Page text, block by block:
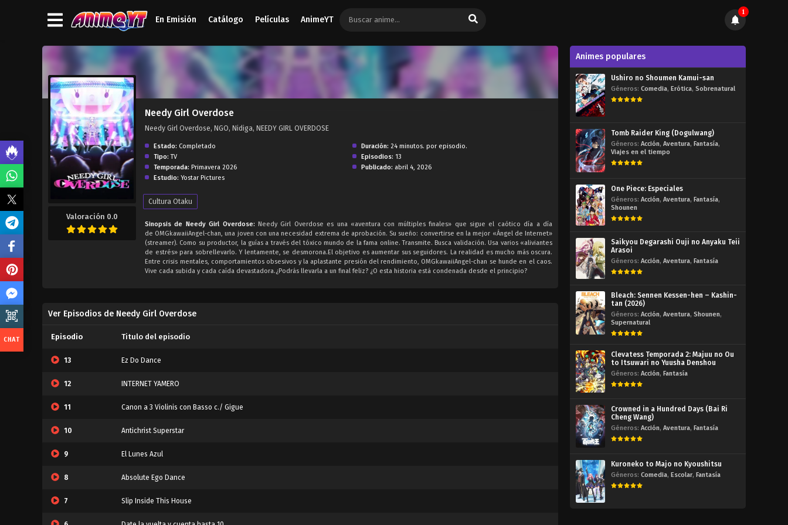
En Emisión Catálogo Películas AnimeYT
1
Valoración 0.0
Needy Girl Overdose
Needy Girl Overdose, NGO, Nidiga, NEEDY GIRL OVERDOSE
Estado: Completado
Tipo: TV
Temporada: Primavera 2026
Estudio: Yostar Pictures
Duración: 24 minutos. por episodio.
Episodios: 13
Publicado: abril 4, 2026
Cultura Otaku
Sinopsis de Needy Girl Overdose: Needy Girl Overdose es una «aventura con múltiples finales» que sigue el caótico día a día
de OMGkawaiiAngel-chan, una joven con una necesidad extrema de aprobación. Su sueño: convertirse en la mejor «Ángel de Internet»
(streamer). Como su productor, la guías a través del tóxico mundo de la fama online. Transmite. Busca validación. Usa varios «aliviantes
de estrés» para sobrellevarlo. Y lentamente, se desmorona.El objetivo es aumentar sus seguidores. La realidad es mucho más oscura.
Entre crisis mentales, comportamientos obsesivos y la aplastante presión del rendimiento, OMGkawaiiAngel-chan se hunde en el caos.
Vive cada subida y cada caída devastadora.¿Podrás llevarla a un final feliz? ¿O esta historia está condenada desde el principio?
Ver Episodios de Needy Girl Overdose
Episodio Titulo del episodio
13 Ez Do Dance
12 INTERNET YAMERO
11 Canon a 3 Violinis con Basso c./ Gigue
10 Antichrist Superstar
9 El Lunes Azul
8 Absolute Ego Dance
7 Slip Inside This House
Animes populares
Ushiro no Shoumen Kamui-san
Géneros: Comedia, Erótica, Sobrenatural
Tomb Raider King (Dogulwang)
Géneros: Acción, Aventura, Fantasía,
Viajes en el tiempo
One Piece: Especiales
Géneros: Acción, Aventura, Fantasía,
Shounen
Saikyou Degarashi Ouji no Anyaku Teii
Arasoi
Géneros: Acción, Aventura, Fantasía
Bleach: Sennen Kessen-hen – Kashin-
tan (2026)
Géneros: Acción, Aventura, Shounen,
Supernatural
Clevatess Temporada 2: Majuu no Ou
to Itsuwari no Yuusha Denshou
Géneros: Acción, Fantasía
Crowned in a Hundred Days (Bai Ri
Cheng Wang)
Géneros: Acción, Aventura, Fantasía
Kuroneko to Majo no Kyoushitsu
Géneros: Comedia, Escolar, Fantasía